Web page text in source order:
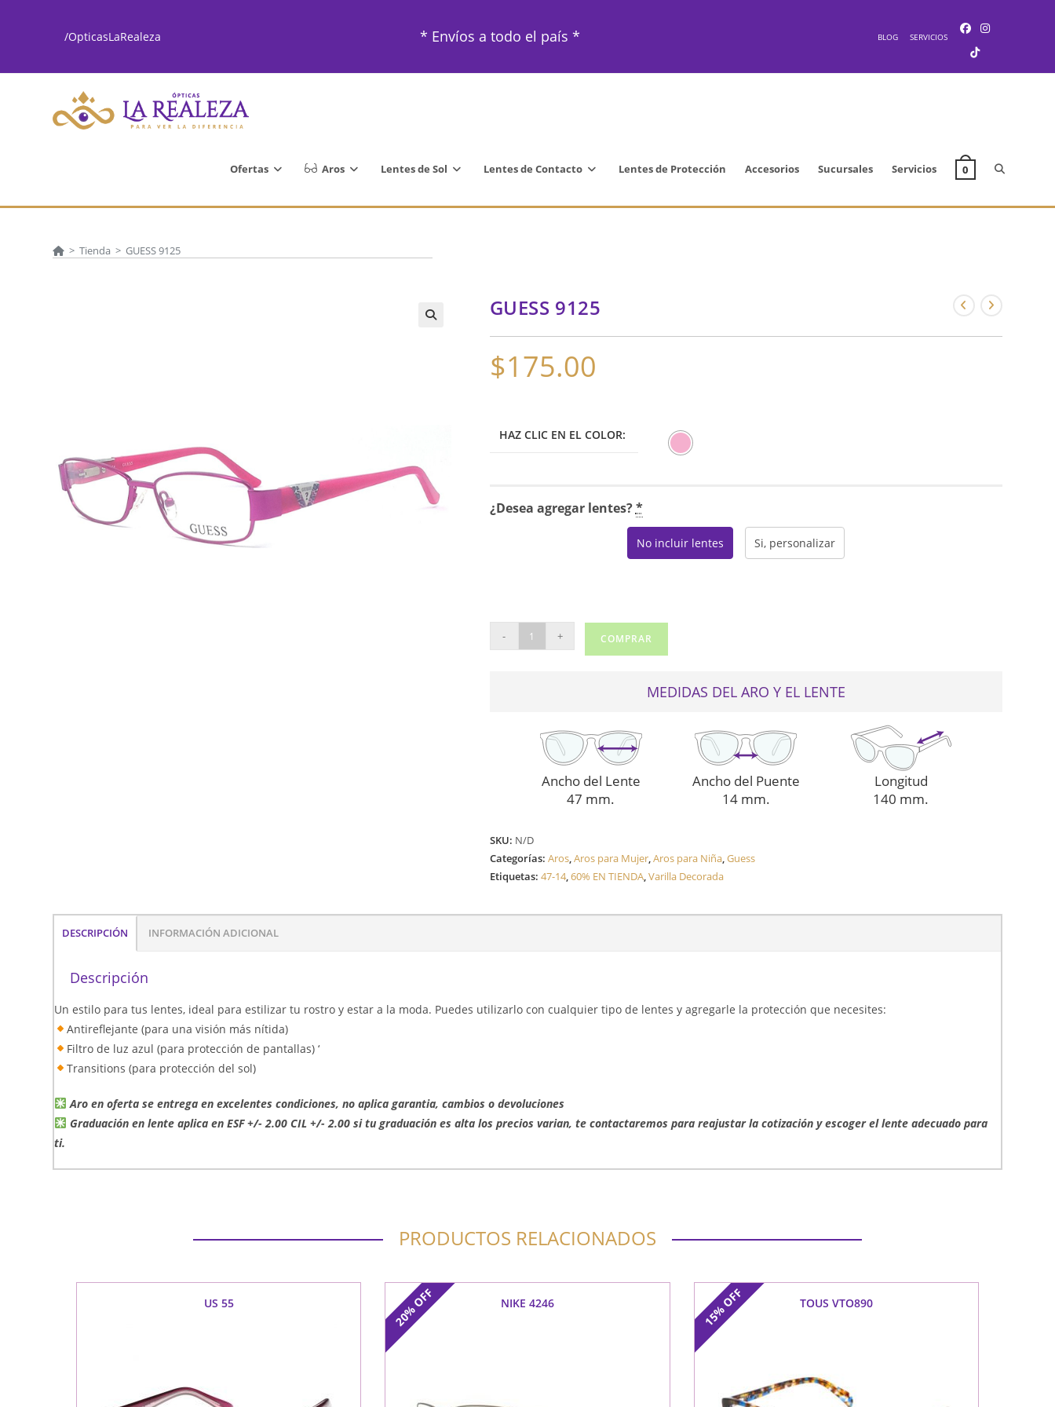
/OpticasLaRealeza * Envíos a todo el país * BLOG SERVICIOS
Ofertas Aros Lentes de Sol Lentes de Contacto Lentes de Protección Accesorios Sucursales Servicios 0 Alternar
la
> Tienda > GUESS 9125
GUESS 9125
$175.00
HAZ CLIC EN EL COLOR:
¿Desea agregar lentes?*
No incluir lentes Si, personalizar
9125
- + COMPRAR
MEDIDAS DEL ARO Y EL LENTE
Ancho del Lente
47 mm.
Ancho del Puente
14 mm.
Longitud
140 mm.
SKU: N/D
Categorías: Aros,Aros para Mujer,Aros para Niña,Guess
Etiquetas: 47-14,60% EN TIENDA,Varilla Decorada
DESCRIPCIÓN INFORMACIÓN ADICIONAL
Descripción
Un estilo para tus lentes, ideal para estilizar tu rostro y estar a la moda. Puedes utilizarlo con cualquier tipo de lentes y agregarle la protección que necesites:
Antireflejante (para una visión más nítida)
Filtro de luz azul (para protección de pantallas) ‘
Transitions (para protección del sol)
Aro en oferta se entrega en excelentes condiciones, no aplica garantia, cambios o devoluciones
Graduación en lente aplica en ESF +/- 2.00 CIL +/- 2.00 si tu graduación es alta los precios varian, te contactaremos para reajustar la cotización y escoger el lente adecuado para
ti.
PRODUCTOS RELACIONADOS
US 55 20%
OFF NIKE 4246 15%
OFF TOUS VTO890